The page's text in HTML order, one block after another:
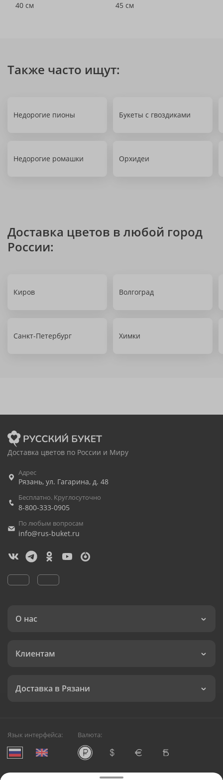
40 см
45 см
Также часто ищут:
Недорогие пионы Букеты с гвоздиками
Недорогие ромашки Орхидеи
Доставка цветов в любой город
России:
Киров Волгоград
Санкт-Петербург Химки
Доставка цветов по России и Миру
Адрес
Рязань, ул. Гагарина, д. 48
Бесплатно. Круглосуточно
8-800-333-0905
По любым вопросам
info@rus-buket.ru
О нас
Клиентам
Доставка в Рязани
Язык интерфейса: Валюта: